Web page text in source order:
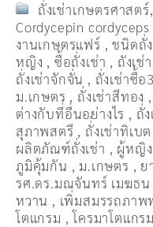
ถั่งเช่าเกษตรศาสตร์
Cordycepin
งานเกษตรแฟร์ ,ชนิดถั่ง
หญิง , ซื้อถั่งเช่า , ถังเช่า
ถั่งเช่าจักจั่น , ถั่งเช่าซื้อ
ม.เกษตร , ถั่งเช่าสีทอง ,
ต่างกับที่อื่นอย่างไร , ถั่
สุภาพสตรี , ถั่่งเช่าทิเบต
ผลิตภัณฑ์ถั่งเช่า , ผู้หญิง
ภูมิคุ้มกัน ,ม.เกษตร , ย
รศ.ดร.มณจันทร์ เมฆธน
หวาน , เพิ่มสมรรถภาพ
โตแกรม ,โครมาโตแกร